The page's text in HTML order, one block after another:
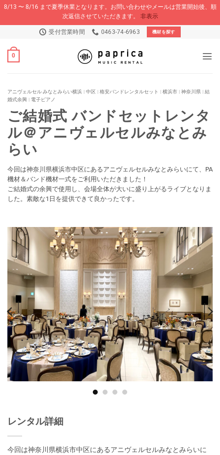
8/13 〜 8/16 まで夏季休業となります。お問い合わせやメールは営業開始後、順
次返信させていただきます。 非表示
content
受付営業時間 0463-74-6963 機材を探す
0
アニヴェルセル みなとみらい横浜 | 中区 | 格安バンドレンタルセット | 横浜市 | 神奈川県 | 結
婚式余興 | 電子ピアノ
ご結婚式 バンドセットレンタ
ル＠アニヴェルセルみなとみ
らい
今回は神奈川県横浜市中区にあるアニヴェルセルみなとみらいにて、PA
機材＆バンド機材一式をご利用いただきました！
ご結婚式の余興で使用し、会場全体が大いに盛り上がるライブとなりま
した。素敵な1日を提供できて良かったです。
レンタル詳細
今回は神奈川県横浜市中区にあるアニヴェルセルみなとみらいに